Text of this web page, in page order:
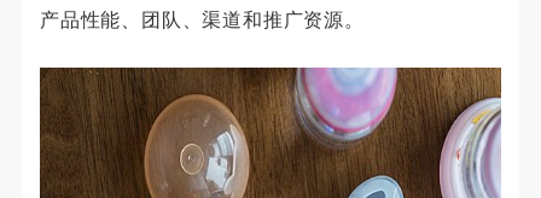
产品性能、团队、渠道和推广资源。